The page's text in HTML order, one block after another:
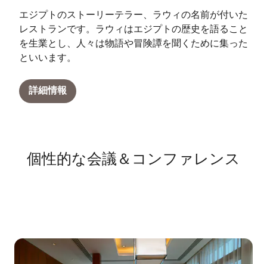
エジプトのストーリーテラー、ラウィの名前が付いた
レストランです。ラウィはエジプトの歴史を語ること
を生業とし、人々は物語や冒険譚を聞くために集った
といいます。
詳細情報
個性的な会議＆コンファレンス